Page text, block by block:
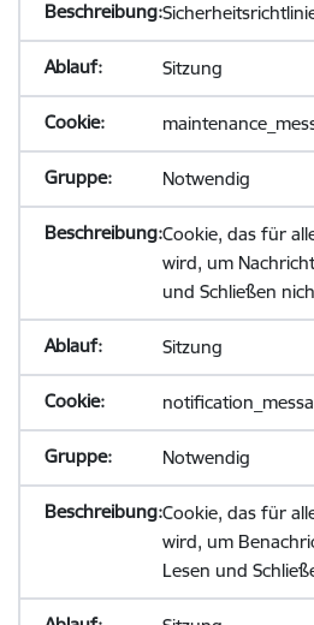
Sitzung
Notwendig
Cookie, das für
wird, um
und Schließen
Sitzung
Notwendig
Cookie, das für
wird, um
Lesen und